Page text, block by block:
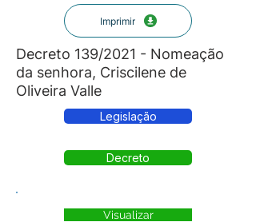
Imprimir
Decreto 139/2021 - Nomeação
da senhora, Criscilene de
Oliveira Valle
Legislação
Decreto
Visualizar